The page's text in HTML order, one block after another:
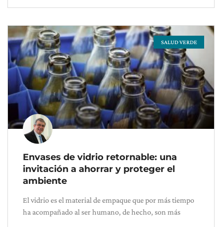
SALUD VERDE
Envases de vidrio retornable: una
invitación a ahorrar y proteger el
ambiente
El vidrio es el material de empaque que por más tiempo
ha acompañado al ser humano, de hecho, son más